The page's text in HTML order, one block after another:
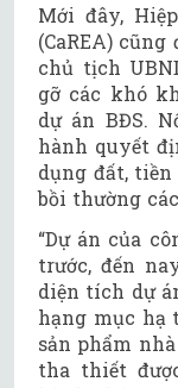
Mới đây,
(CaREA)
chủ tịch
gỡ các khó
dự án BĐS.
hành quyết
dụng đất,
bồi thường
“Dự án của
trước, đến
diện tích dự
hạng mục hạ
sản phẩm
tha thiết